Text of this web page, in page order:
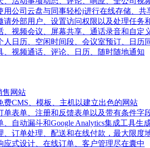
用公司云盘与同事轻松j进行在线存储、共
请外部用户、设置访问权限以及处理任务
、视频会议、屏幕共享、通话录音和自定
人日历、空闲时间段、会议室预订、日历
、视频通话、评论、日历、随时随地通知
售网站
费CMS、模板、主机以建立出色的网站
单表单、注册和反馈表单以及带有条件字
、自动漏斗和Google Analytics集成工具生
、订单处理、配送和在线付款，最大限度
应式设计、在线订单、客户管理尽在囊中